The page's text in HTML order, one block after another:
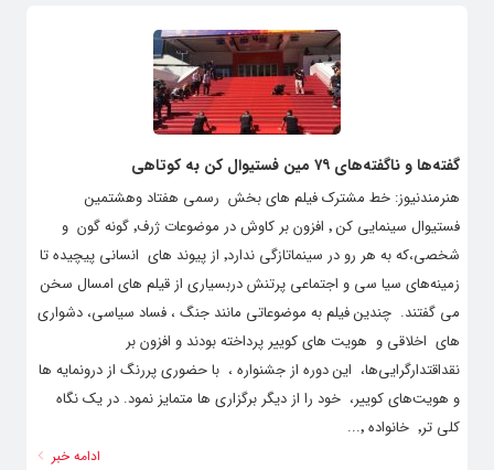
گفته‌ها و ناگفته‌های ۷۹ مین فستیوال کن به کوتاهی
هنرمندنیوز: خط مشترک فیلم های بخش رسمی هفتاد وهشتمین
فستیوال سینمایی کن ٬ افزون بر کاوش در موضوعات ژرف٬ گونه گون و
شخصی،که به هر رو در سینماتازگی ندارد٬ از پیوند های انسانی پیچیده تا
زمینه‌های سیا سی و اجتماعی پرتنش دربسیاری از قیلم های امسال سخن
می گفتند. چندین فیلم به موضوعاتی مانند جنگ ، فساد سیاسی، دشواری
های اخلاقی و هویت های کوییر پرداخته‌ بودند و افزون بر
نقداقتدارگرایی‌ها، این دوره از جشنواره ، با حضوری پررنگ از درونمایه ها
و هویت‌های کوییر، خود را از دیگر برگزاری ها متمایز نمود. در یک نگاه
کلی تر٬ خانواده ٬...
ادامه خبر